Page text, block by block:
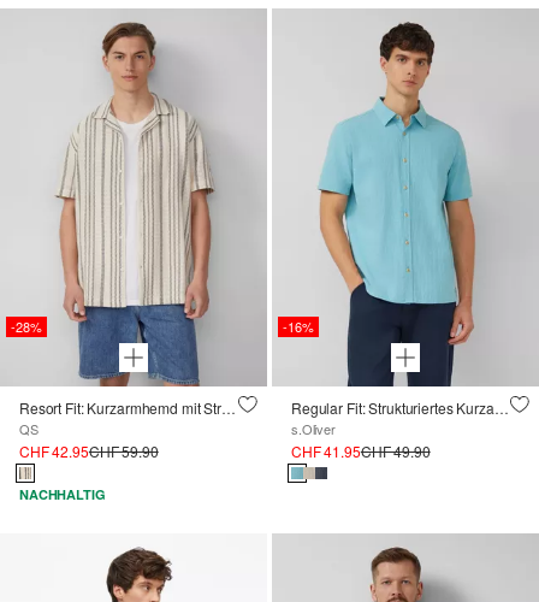
-28%
Resort Fit: Kurzarmhemd mit Strukturstreifen
QS
CHF 42.95CHF 59.90
NACHHALTIG
-16%
Regular Fit: Strukturiertes Kurzarmhemd aus Baumwolle
s.Oliver
CHF 41.95CHF 49.90